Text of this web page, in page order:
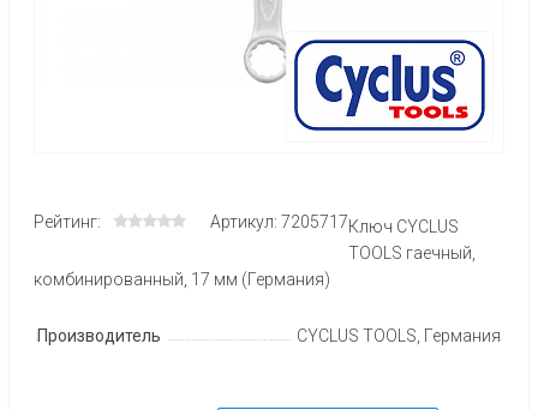
Рейтинг: Артикул: 7205717Ключ CYCLUS
TOOLS гаечный,
комбинированный, 17 мм (Германия)
Производитель CYCLUS TOOLS, Германия